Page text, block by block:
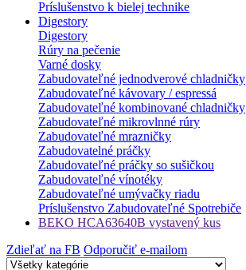
Príslušenstvo k bielej technike
Digestory
Digestory
Rúry na pečenie
Varné dosky
Zabudovateľné jednodverové chladničky
Zabudovateľné kávovary / espressá
Zabudovateľné kombinované chladničky
Zabudovateľné mikrovlnné rúry
Zabudovateľné mrazničky
Zabudovatelné práčky
Zabudovateľné práčky so sušičkou
Zabudovateľné vínotéky
Zabudovateľné umývačky riadu
Príslušenstvo Zabudovateľné Spotrebiče
BEKO HCA63640B vystavený kus
Zdieľať na FB Odporučiť e-mailom